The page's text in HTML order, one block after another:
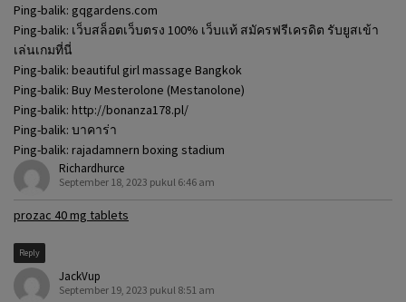
Ping-balik: gqgardens.com
Ping-balik: เว็บสล็อตเว็บตรง 100% เว็บแท้ สมัครฟรีเครดิต รับยูสเข้า
เล่นเกมที่นี่
Ping-balik: beautiful girl massage Bangkok
Ping-balik: Buy Mesterolone (Mestanolone)
Ping-balik: http://bonanza178.pl/
Ping-balik: บาคาร่า
Ping-balik: rajadamnern boxing stadium
Richardhurce
September 18, 2023 pukul 6:46 am
prozac 40 mg tablets
Reply
JackVup
September 19, 2023 pukul 8:51 am